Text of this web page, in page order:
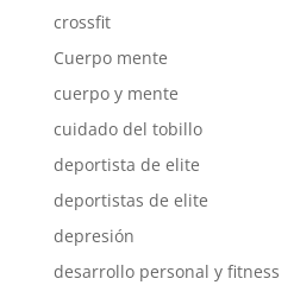
crossfit
Cuerpo mente
cuerpo y mente
cuidado del tobillo
deportista de elite
deportistas de elite
depresión
desarrollo personal y fitness